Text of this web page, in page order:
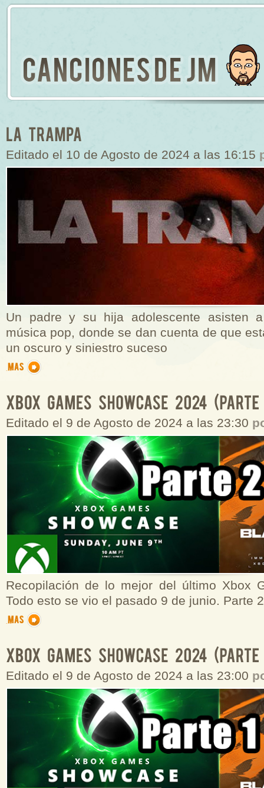
Editado el 10 de Agosto de 2024 a las 16:15
Un padre y su hija adolescente asisten
música pop, donde se dan cuenta de que
un oscuro y siniestro suceso
Editado el 9 de Agosto de 2024 a las 23:30
Recopilación de lo mejor del último Xbox
Todo esto se vio el pasado 9 de junio. Parte 2
Editado el 9 de Agosto de 2024 a las 23:00